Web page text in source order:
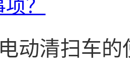
？
动清扫车